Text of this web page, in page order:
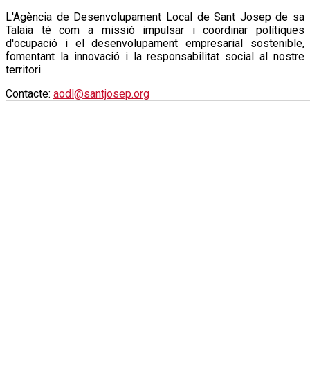
L'Agència de Desenvolupament Local de Sant Josep de sa
Talaia té com a missió impulsar i coordinar polítiques
d'ocupació i el desenvolupament empresarial sostenible,
fomentant la innovació i la responsabilitat social al nostre
territori
Contacte: aodl@santjosep.org